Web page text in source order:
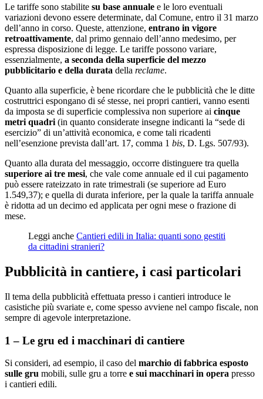
Le tariffe sono stabilite su base annuale e le loro eventuali
variazioni devono essere determinate, dal Comune, entro il 31 marzo
dell’anno in corso. Queste, attenzione, entrano in vigore
retroattivamente, dal primo gennaio dell’anno medesimo, per
espressa disposizione di legge. Le tariffe possono variare,
essenzialmente, a seconda della superficie del mezzo
pubblicitario e della durata della reclame.
Quanto alla superficie, è bene ricordare che le pubblicità che le ditte
costruttrici espongano di sé stesse, nei propri cantieri, vanno esenti
da imposta se di superficie complessiva non superiore ai cinque
metri quadri (in quanto considerate insegne indicanti la “sede di
esercizio” di un’attività economica, e come tali ricadenti
nell’esenzione prevista dall’art. 17, comma 1 bis, D. Lgs. 507/93).
Quanto alla durata del messaggio, occorre distinguere tra quella
superiore ai tre mesi, che vale come annuale ed il cui pagamento
può essere rateizzato in rate trimestrali (se superiore ad Euro
1.549,37); e quella di durata inferiore, per la quale la tariffa annuale
è ridotta ad un decimo ed applicata per ogni mese o frazione di
mese.
Leggi anche Cantieri edili in Italia: quanti sono gestiti
da cittadini stranieri?
Pubblicità in cantiere, i casi particolari
Il tema della pubblicità effettuata presso i cantieri introduce le
casistiche più svariate e, come spesso avviene nel campo fiscale, non
sempre di agevole interpretazione.
1 – Le gru ed i macchinari di cantiere
Si consideri, ad esempio, il caso del marchio di fabbrica esposto
sulle gru mobili, sulle gru a torre e sui macchinari in opera presso
i cantieri edili.